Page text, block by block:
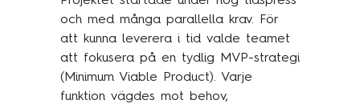
och med många parallella krav. För
att kunna leverera i tid valde teamet
att fokusera på en tydlig MVP-strategi
(Minimum Viable Product). Varje
funktion vägdes mot behov,